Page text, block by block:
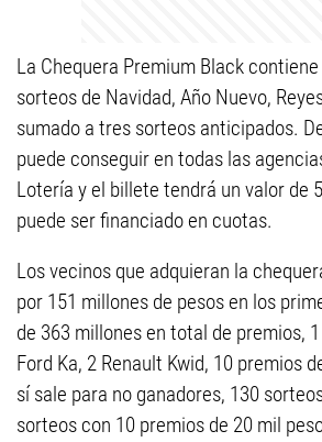
La Chequera Premium Black
sorteos de Navidad, Año Nuevo,
sumado a tres sorteos anticipados.
puede conseguir en todas las
Lotería y el billete tendrá un valor de
puede ser financiado en cuotas.
Los vecinos que adquieran la
por 151 millones de pesos en los
de 363 millones en total de premios,
Ford Ka, 2 Renault Kwid, 10 premios
sí sale para no ganadores, 130
sorteos con 10 premios de 20 mil